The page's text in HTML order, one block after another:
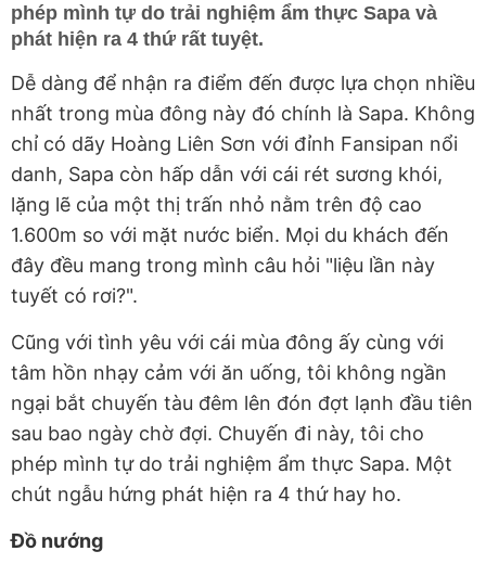
phép mình tự do trải nghiệm ẩm thực Sapa và
phát hiện ra 4 thứ rất tuyệt.
Dễ dàng để nhận ra điểm đến được lựa chọn nhiều
nhất trong mùa đông này đó chính là Sapa. Không
chỉ có dãy Hoàng Liên Sơn với đỉnh Fansipan nổi
danh, Sapa còn hấp dẫn với cái rét sương khói,
lặng lẽ của một thị trấn nhỏ nằm trên độ cao
1.600m so với mặt nước biển. Mọi du khách đến
đây đều mang trong mình câu hỏi "liệu lần này
tuyết có rơi?".
Cũng với tình yêu với cái mùa đông ấy cùng với
tâm hồn nhạy cảm với ăn uống, tôi không ngần
ngại bắt chuyến tàu đêm lên đón đợt lạnh đầu tiên
sau bao ngày chờ đợi. Chuyến đi này, tôi cho
phép mình tự do trải nghiệm ẩm thực Sapa. Một
chút ngẫu hứng phát hiện ra 4 thứ hay ho.
Đồ nướng